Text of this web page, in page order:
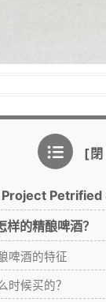
Petrified
样的精酿啤酒？
啤酒的特征
时候买的？